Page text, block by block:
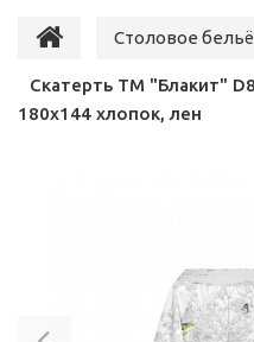
Столовое бельё
Скатерть ТМ "Блакит"
180х144 хлопок, лен
Previous